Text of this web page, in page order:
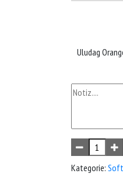
Uludag
Kategorie: